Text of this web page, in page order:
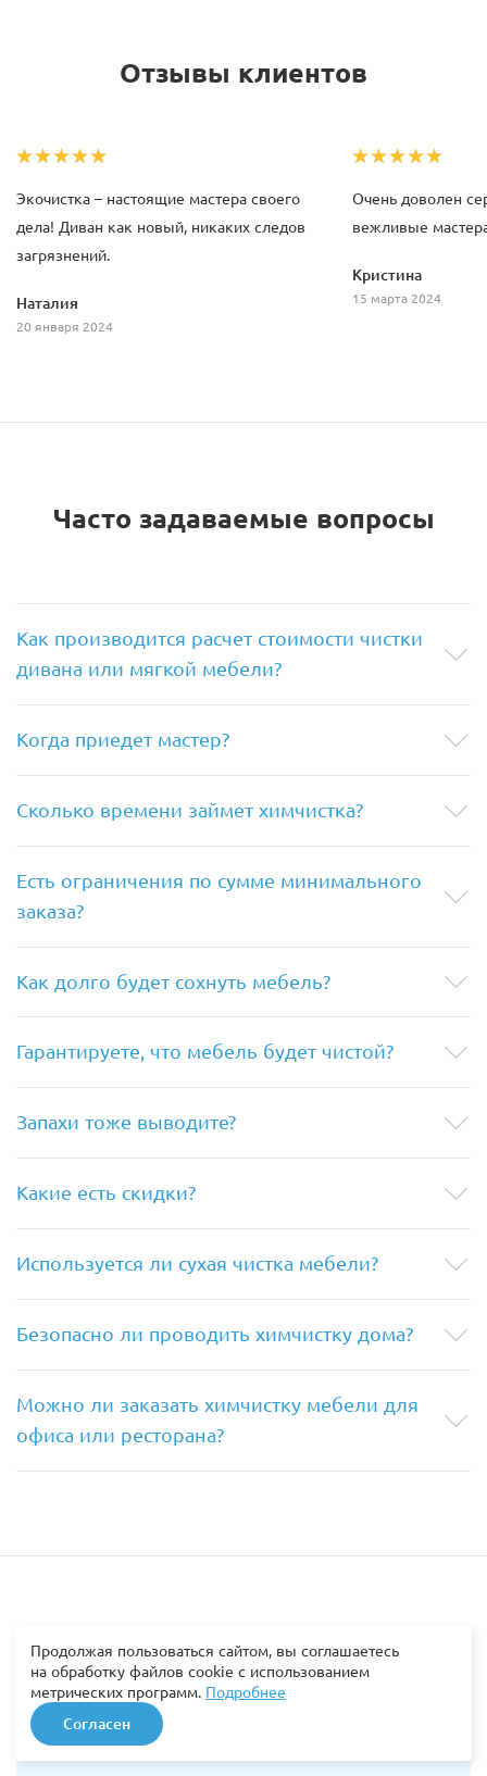
Отзывы клиентов
Экочистка – настоящие мастера своего
дела! Диван как новый, никаких следов
загрязнений.
Наталия
20 января 2024
Очень доволен
вежливые
Кристина
15 марта 2024
Часто задаваемые вопросы
Как производится расчет стоимости чистки
дивана или мягкой мебели?
Когда приедет мастер?
Сколько времени займет химчистка?
Есть ограничения по сумме минимального
заказа?
Как долго будет сохнуть мебель?
Гарантируете, что мебель будет чистой?
Запахи тоже выводите?
Какие есть скидки?
Используется ли сухая чистка мебели?
Безопасно ли проводить химчистку дома?
Можно ли заказать химчистку мебели для
офиса или ресторана?
Мы работаем и в других городах
Продолжая пользоваться сайтом, вы соглашаетесь
на обработку файлов cookie с использованием
метрических программ. Подробнее
Согласен